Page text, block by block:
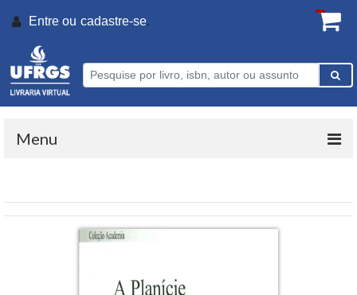
Entre ou cadastre-se.
Menu